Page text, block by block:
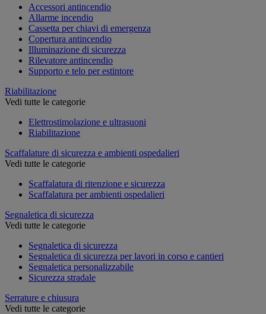
Accessori antincendio
Allarme incendio
Cassetta per chiavi di emergenza
Copertura antincendio
Illuminazione di sicurezza
Rilevatore antincendio
Supporto e telo per estintore
Riabilitazione
Vedi tutte le categorie
Elettrostimolazione e ultrasuoni
Riabilitazione
Scaffalature di sicurezza e ambienti ospedalieri
Vedi tutte le categorie
Scaffalatura di ritenzione e sicurezza
Scaffalatura per ambienti ospedalieri
Segnaletica di sicurezza
Vedi tutte le categorie
Segnaletica di sicurezza
Segnaletica di sicurezza per lavori in corso e cantieri
Segnaletica personalizzabile
Sicurezza stradale
Serrature e chiusura
Vedi tutte le categorie